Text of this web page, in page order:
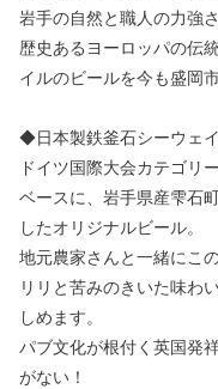
岩手の自然と職人の力強
歴史あるヨーロッパの伝
イルのビールを今も盛岡
◆日本製鉄釜石シーウェ
ドイツ国際大会カテゴリ
ベースに、岩手県産雫石
したオリジナルビール。
地元農家さんと一緒にこ
リリと苦みのきいた味わ
しめます。
パブ文化が根付く英国発
がない！